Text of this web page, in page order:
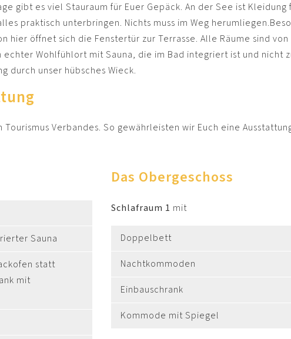
gibt es viel Stauraum für Euer Gepäck. An der See ist
praktisch unterbringen. Nichts muss im Weg
hier öffnet sich die Fenstertür zur Terrasse. Alle Räume sind
Wohlfühlort mit Sauna, die im Bad integriert ist und nicht
durch unser hübsches Wieck.
Verbandes. So gewährleisten wir Euch eine
Sauna
statt
mit
Das Obergeschoss
Schlafraum 1 mit
Doppelbett
Nachtkommoden
Einbauschrank
Kommode mit Spiegel